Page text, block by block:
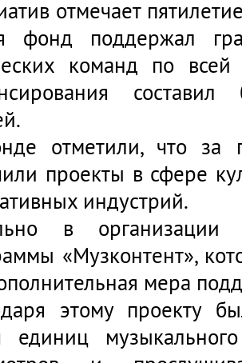
отмечает
фонд поддержал
команд по
отметили, что за
проекты в сфере
индустрий.
в
«Музконтент»,
мера
этому проекту
единиц